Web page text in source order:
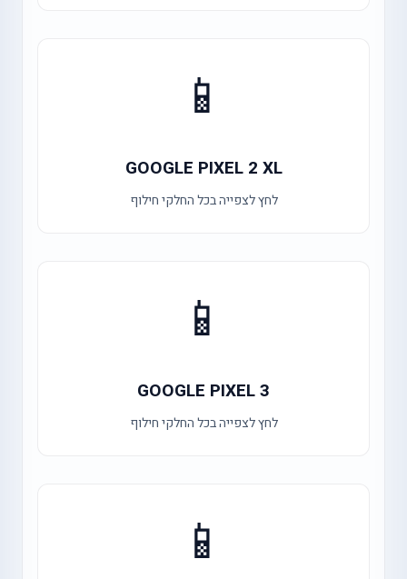
📱
GOOGLE PIXEL 2 XL
לחץ לצפייה בכל החלקי חילוף
📱
GOOGLE PIXEL 3
לחץ לצפייה בכל החלקי חילוף
📱